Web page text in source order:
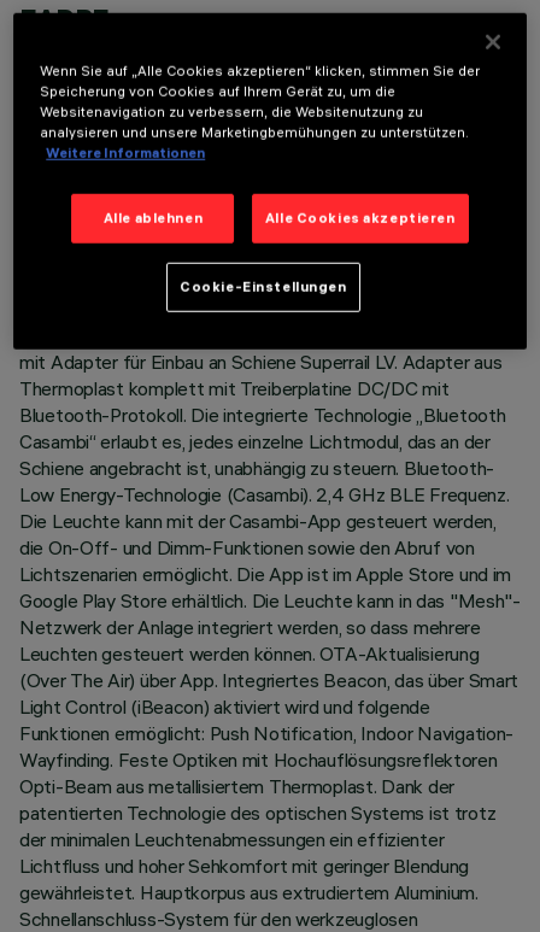
FARBE
TECHNISCHE DATEN
mit Adapter für Einbau an Schiene Superrail LV. Adapter aus
Thermoplast komplett mit Treiberplatine DC/DC mit
Bluetooth-Protokoll. Die integrierte Technologie „Bluetooth
Casambi“ erlaubt es, jedes einzelne Lichtmodul, das an der
Schiene angebracht ist, unabhängig zu steuern. Bluetooth-
Low Energy-Technologie (Casambi). 2,4 GHz BLE Frequenz.
Die Leuchte kann mit der Casambi-App gesteuert werden,
die On-Off- und Dimm-Funktionen sowie den Abruf von
Lichtszenarien ermöglicht. Die App ist im Apple Store und im
Google Play Store erhältlich. Die Leuchte kann in das "Mesh"-
Netzwerk der Anlage integriert werden, so dass mehrere
Leuchten gesteuert werden können. OTA-Aktualisierung
(Over The Air) über App. Integriertes Beacon, das über Smart
Light Control (iBeacon) aktiviert wird und folgende
Funktionen ermöglicht: Push Notification, Indoor Navigation-
Wayfinding. Feste Optiken mit Hochauflösungsreflektoren
Opti-Beam aus metallisiertem Thermoplast. Dank der
patentierten Technologie des optischen Systems ist trotz
der minimalen Leuchtenabmessungen ein effizienter
Lichtfluss und hoher Sehkomfort mit geringer Blendung
gewährleistet. Hauptkorpus aus extrudiertem Aluminium.
Schnellanschluss-System für den werkzeuglosen
Wenn Sie auf „Alle Cookies akzeptieren“ klicken, stimmen Sie der
Speicherung von Cookies auf Ihrem Gerät zu, um die
Websitenavigation zu verbessern, die Websitenutzung zu
analysieren und unsere Marketingbemühungen zu unterstützen.
Weitere Informationen
Alle ablehnen Alle Cookies akzeptieren
Cookie-Einstellungen